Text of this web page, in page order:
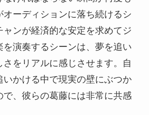
オーディションに落ち続けるシ
ャンが経済的な安定を求めてジ
を演奏するシーンは、夢を追い
をリアルに感じさせます。自
いかける中で現実の壁にぶつか
で、彼らの葛藤には非常に共感